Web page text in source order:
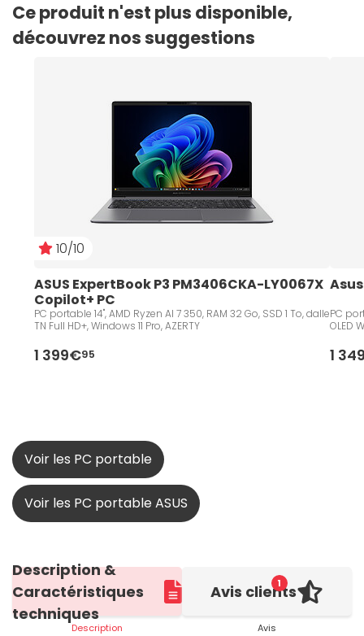
Ce produit n'est plus disponible,
découvrez nos suggestions
10/10
ASUS ExpertBook P3 PM3406CKA-LY0067X
Copilot+ PC
PC portable 14", AMD Ryzen AI 7 350, RAM 32 Go, SSD 1 To, dalle
TN Full HD+, Windows 11 Pro, AZERTY
1 399€95
PC portable 14", AMD
OLED
1
Voir les PC portable
Voir les PC portable ASUS
Description &
Caractéristiques
techniques
Description
1
Avis clients
Avis